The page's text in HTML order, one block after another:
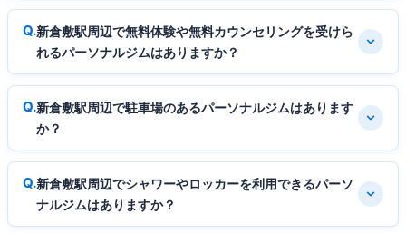
新倉敷駅周辺で無料体験や無料カウンセリングを受けら
れるパーソナルジムはありますか？
新倉敷駅周辺で駐車場のあるパーソナルジムはあります
か？
新倉敷駅周辺でシャワーやロッカーを利用できるパーソ
ナルジムはありますか？